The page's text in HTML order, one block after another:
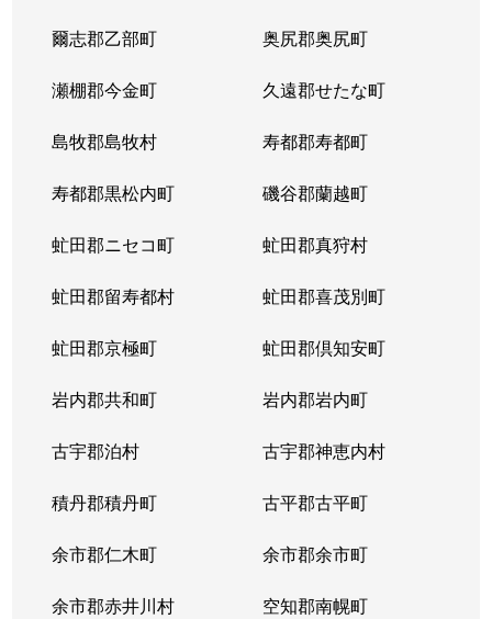
爾志郡乙部町 奥尻郡奥尻町
瀬棚郡今金町 久遠郡せたな町
島牧郡島牧村 寿都郡寿都町
寿都郡黒松内町 磯谷郡蘭越町
虻田郡ニセコ町 虻田郡真狩村
虻田郡留寿都村 虻田郡喜茂別町
虻田郡京極町 虻田郡倶知安町
岩内郡共和町 岩内郡岩内町
古宇郡泊村 古宇郡神恵内村
積丹郡積丹町 古平郡古平町
余市郡仁木町 余市郡余市町
余市郡赤井川村 空知郡南幌町